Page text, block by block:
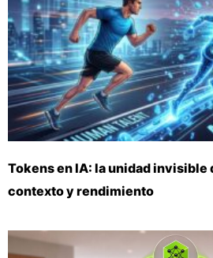
Tokens en IA: la unidad invisible
contexto y rendimiento